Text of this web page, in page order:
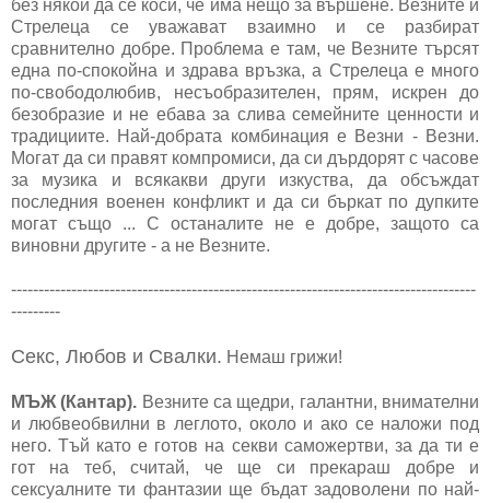
без някой да се коси, че има нещо за вършене. Везните и
Стрелеца се уважават взаимно и се разбират
сравнително добре. Проблема е там, че Везните търсят
една по-спокойна и здрава връзка, а Стрелеца е много
по-свободолюбив, несъобразителен, прям, искрен до
безобразие и не ебава за слива семейните ценности и
традициите. Най-добрата комбинация е Везни - Везни.
Могат да си правят компромиси, да си дърдорят с часове
за музика и всякакви други изкуства, да обсъждат
последния военен конфликт и да си бъркат по дупките
могат също ... С останалите не е добре, защото са
виновни другите - а не Везните.
-------------------------------------------------------------------------------------
---------
Секс, Любов и Свалки. Немаш грижи!
МЪЖ (Кантар). Везните са щедри, галантни, внимателни
и любвеобвилни в леглото, около и ако се наложи под
него. Тъй като е готов на секви саможертви, за да ти е
гот на теб, считай, че ще си прекараш добре и
сексуалните ти фантазии ще бъдат задоволени по най-